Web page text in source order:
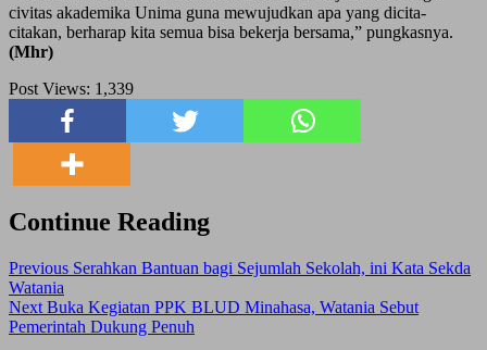
civitas akademika Unima guna mewujudkan apa yang dicita-
citakan, berharap kita semua bisa bekerja bersama,” pungkasnya.
(Mhr)
Post Views: 1,339
Continue Reading
Previous Serahkan Bantuan bagi Sejumlah Sekolah, ini Kata Sekda
Watania
Next Buka Kegiatan PPK BLUD Minahasa, Watania Sebut
Pemerintah Dukung Penuh